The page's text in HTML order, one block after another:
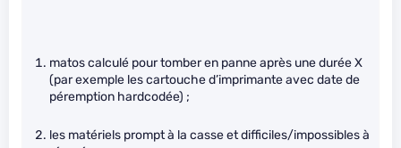
matos calculé pour tomber en panne après une durée X
(par exemple les cartouche d’imprimante avec date de
péremption hardcodée) ;
les matériels prompt à la casse et difficiles/impossibles à